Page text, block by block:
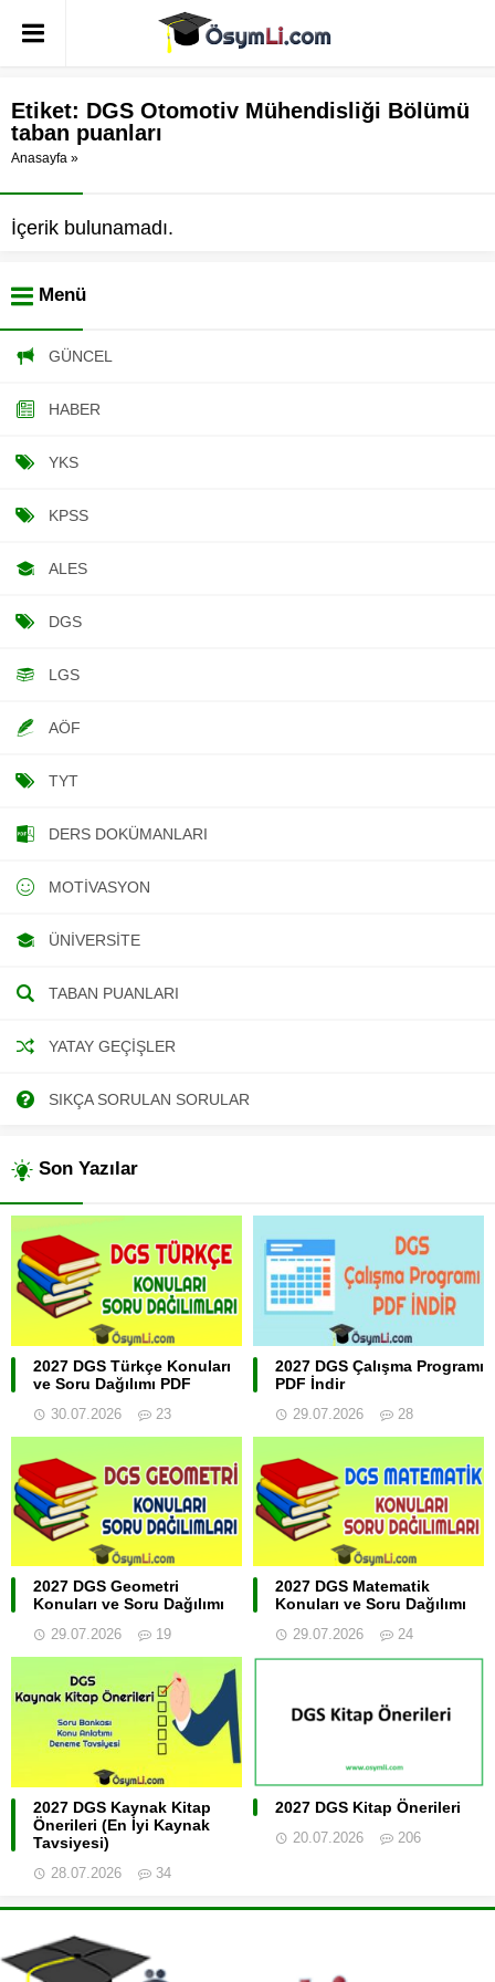
Etiket: DGS Otomotiv Mühendisliği Bölümü
taban puanları
Anasayfa »
İçerik bulunamadı.
Menü
GÜNCEL
HABER
YKS
KPSS
ALES
DGS
LGS
AÖF
TYT
DERS DOKÜMANLARI
MOTIVASYON
ÜNIVERSITE
TABAN PUANLARI
YATAY GEÇIŞLER
SIKÇA SORULAN SORULAR
Son Yazılar
2027 DGS Türkçe Konuları
ve Soru Dağılımı PDF
30.07.2026 23
2027 DGS Çalışma Programı
PDF İndir
29.07.2026 28
2027 DGS Geometri
Konuları ve Soru Dağılımı
29.07.2026 19
2027 DGS Matematik
Konuları ve Soru Dağılımı
29.07.2026 24
2027 DGS Kaynak Kitap
Önerileri (En İyi Kaynak
Tavsiyesi)
28.07.2026 34
2027 DGS Kitap Önerileri
20.07.2026 206